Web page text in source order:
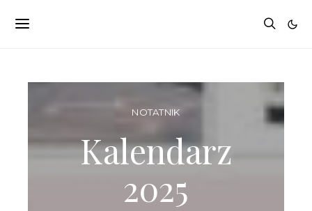
NOTATNIK
Kalendarz
2025